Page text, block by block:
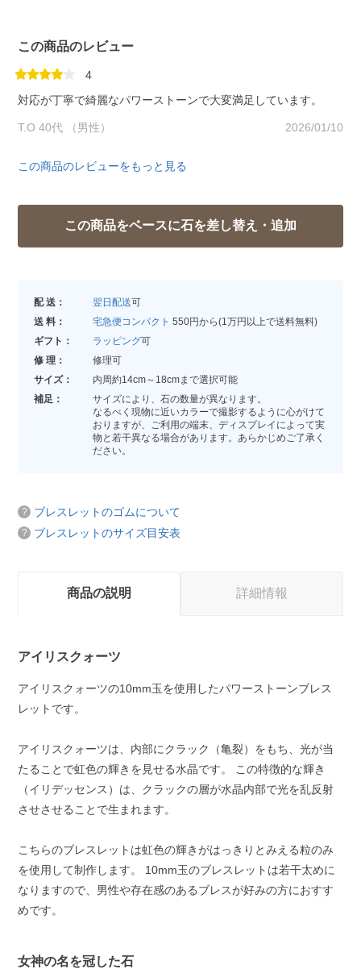
この商品のレビュー
4
対応が丁寧で綺麗なパワーストーンで大変満足しています。
T.O 40代 （男性） 2026/01/10
この商品のレビューをもっと見る
配 送： 翌日配送可
送 料：
宅急便コンパクト 550円から(1万円以上で送料無料)
ギフト：
ラッピング可
修 理：
修理可
サイズ：
内周約14cm～18cmまで選択可能
補足：
サイズにより、石の数量が異なります。
なるべく現物に近いカラーで撮影するように心がけて
おりますが、ご利用の端末、ディスプレイによって実
物と若干異なる場合があります。あらかじめご了承く
ださい。
ブレスレットのゴムについて
ブレスレットのサイズ目安表
商品の説明 詳細情報
アイリスクォーツ
アイリスクォーツの10mm玉を使用したパワーストーンブレス
レットです。
アイリスクォーツは、内部にクラック（亀裂）をもち、光が当
たることで虹色の輝きを見せる水晶です。 この特徴的な輝き
（イリデッセンス）は、クラックの層が水晶内部で光を乱反射
させさせることで生まれます。
こちらのブレスレットは虹色の輝きがはっきりとみえる粒のみ
を使用して制作します。 10mm玉のブレスレットは若干太めに
なりますので、男性や存在感のあるブレスが好みの方におすす
めです。
女神の名を冠した石